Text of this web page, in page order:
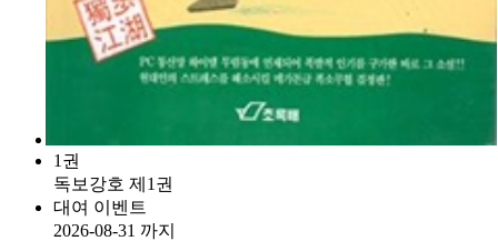
1권
독보강호 제1권
대여 이벤트
2026-08-31 까지